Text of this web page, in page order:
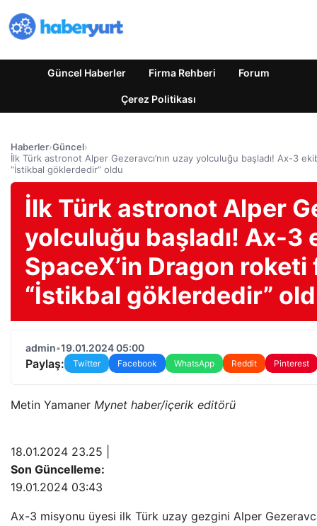
Güncel Haberler Firma Rehberi Forum
Çerez Politikası
Haberler›Güncel›
İlk Türk astronot Alper Gezeravcı’nın uzay yolculuğu başladı! Ax-3
“İstikbal göklerdedir” oldu
İlk Türk astronot Alper
yolculuğu başladı! Ax-3
SpaceX’in Dragon roketi
“İstikbal göklerdedir”
admin•19.01.2024 05:00
Paylaş: Twitter Facebook WhatsApp Reddit Pinterest
Metin Yamaner Mynet haber/içerik editörü
18.01.2024 23.25 ​​|
Son Güncelleme:
19.01.2024 03:43
Ax-3 misyonu üyesi ilk Türk uzay gezgini Alper